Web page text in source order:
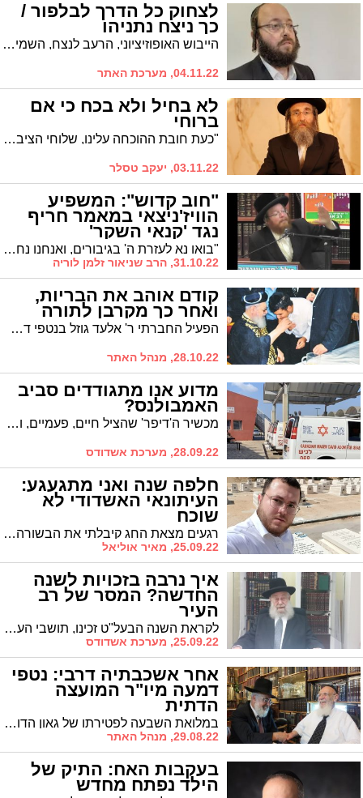
לצחוק כל הדרך לבלפור /
כך ניצח נתניהו
הייבוש האופוזיציוני, הרעב לנצח, השמירה על הבית, הנהרת שאלת היציבות, הסחף מעבר לקו הגושי ולכלוך הידיים של נתניהו * הפרשן הפוליטי מאיר ברגר משרטט קווים למהפך הדרמטי שהוביל לפתרון הפלונטר הפוליטי
04.11.22, מערכת האתר
לא בחיל ולא בכח כי אם
ברוחי
"כעת חובת ההוכחה עלינו, שלוחי הציבור, שלוחי מאורי הדור. לא שררה הוטלה עלינו כי אם עבדות. עבדים נאמנים אנו לגדולי התורה ולציבור כולו. זוהי השליחות ועלינו לקיימה" * חבר הכנסת ותושב אשדוד הרב יעקב טסלר מסכם את הניצחון הגדול בבחירות
03.11.22, יעקב טסלר
"חוב קדוש": המשפיע
הוויז'ניצאי במאמר חריף
נגד 'קנאי השקר'
"בואו נא לעזרת ה' בגיבורים, ואנחנו נחלץ חושים למען ה'" * לקראת פתיחת הקלפיות המשפיע הוויז'ניצאי הרה"ג הרב שניאור זלמן לוריה שליט"א יוצא בטור חוצב להבות נגד המתעטרים באיצטלה של קנאות מזויפת ומבקשים שלא להשתתף בבחירות
31.10.22, הרב שניאור זלמן לוריה
קודם אוהב את הבריות,
ואחר כך מקרבן לתורה
הפעיל החברתי ר' אלעד גוזל בנטפי דמעה וגעגוע על מרן 'יביע אומר' זי"ע לרגל יום ההילולא
28.10.22, מנהל האתר
מדוע אנו מתגודדים סביב
האמבולנס?
מכשיר ה'דיפר' שהציל חיים, פעמיים, וגם תשובה שמנסה להסביר את התופעה הלא רצויה: מדוע מתגודדים התושבים החרדים סביב כל ארוע של פינוי באמבולנס * טורו של איש 'הצלה'
28.09.22, מערכת אשדודס
חלפה שנה ואני מתגעגע:
העיתונאי האשדודי לא
שוכח
רגעים מצאת החג קיבלתי את הבשורה הכי לא משמחת שרק יכולתי לשמוע לקראת השנה החדשה. הרב תומר בן שיטרית נפטר. מאיר אוליאל בנטפי דמע
25.09.22, מאיר אוליאל
איך נרבה בזכויות לשנה
החדשה? המסר של רב
העיר
לקראת השנה הבעל"ט זכינו, תושבי העיר באמצעות 'אשדודס', לברכה מיוחדת מרב העיר הגר"י שיינין שליט"א. צפו בדברים המרגשים * שירבו זכויותינו
25.09.22, מערכת אשדודס
אחר אשכבתיה דרבי: נטפי
דמעה מיו"ר המועצה
הדתית
במלואת השבעה לפטירתו של גאון הדור חכם שלום הכהן זי"ע יו"ר המועה"ד מבכה את האבידה הגדולה
29.08.22, מנהל האתר
בעקבות האח: התיק של
הילד נפתח מחדש